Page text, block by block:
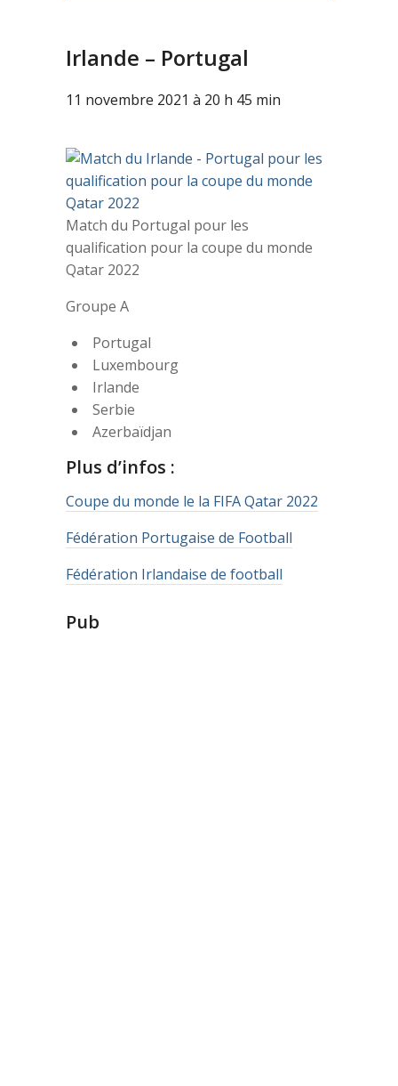
Irlande – Portugal
11 novembre 2021 à 20 h 45 min
Match du Portugal pour les
qualification pour la coupe du monde
Qatar 2022
Groupe A
Portugal
Luxembourg
Irlande
Serbie
Azerbaïdjan
Plus d’infos :
Coupe du monde le la FIFA Qatar 2022
Fédération Portugaise de Football
Fédération Irlandaise de football
Pub